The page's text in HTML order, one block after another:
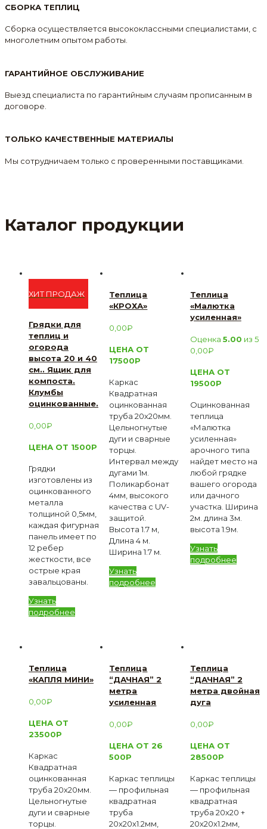
СБОРКА ТЕПЛИЦ
Сборка осуществляется высококлассными специалистами, с
многолетним опытом работы.
ГАРАНТИЙНОЕ ОБСЛУЖИВАНИЕ
Выезд специалиста по гарантийным случаям прописанным в
договоре.
ТОЛЬКО КАЧЕСТВЕННЫЕ МАТЕРИАЛЫ
Мы сотрудничаем только с проверенными поставщиками.
Каталог продукции
ХИТ ПРОДАЖ
Грядки для
теплиц и
огорода
высота 20 и 40
см.. Ящик для
компоста.
Клумбы
оцинкованные.
0,00₽
ЦЕНА ОТ 1500Р
Грядки
изготовлены из
оцинкованного
металла
толщиной 0,5мм,
каждая фигурная
панель имеет по
12 ребер
жесткости, все
острые края
завальцованы.
Узнать
подробнее
Теплица
«КРОХА»
0,00₽
ЦЕНА ОТ
17500Р
Каркас
Квадратная
оцинкованная
труба 20х20мм.
Цельногнутые
дуги и сварные
торцы.
Интервал между
дугами 1м.
Поликарбонат
4мм, высокого
качества с UV-
защитой.
Высота 1.7 м,
Длина 4 м.
Ширина 1.7 м.
Узнать
подробнее
Теплица
«Малютка
усиленная»
Оценка 5.00 из 5
0,00₽
ЦЕНА ОТ
19500Р
Оцинкованная
теплица
«Малютка
усиленная»
арочного типа
найдет место на
любой грядке
вашего огорода
или дачного
участка. Ширина
2м. длина 3м.
высота 1.9м.
Узнать
подробнее
Теплица
«КАПЛЯ МИНИ»
0,00₽
ЦЕНА ОТ
23500Р
Каркас
Квадратная
оцинкованная
труба 20х20мм.
Цельногнутые
дуги и сварные
торцы.
Теплица
“ДАЧНАЯ” 2
метра
усиленная
0,00₽
ЦЕНА ОТ 26
500Р
Каркас теплицы
— профильная
квадратная
труба
20х20х1.2мм,
Теплица
“ДАЧНАЯ” 2
метра двойная
дуга
0,00₽
ЦЕНА ОТ
28500Р
Каркас теплицы
— профильная
квадратная
труба 20х20 +
20х20х1.2мм,